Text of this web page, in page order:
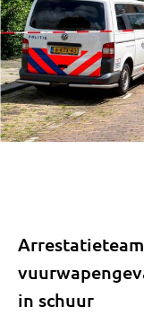
in schuur